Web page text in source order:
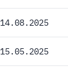
14.08.2025
15.05.2025